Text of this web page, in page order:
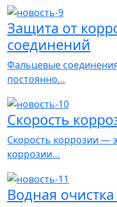
Защита от
соединений
Фальцевые
постоянно…
Скорость
Скорость коррозии —
коррозии…
Водная